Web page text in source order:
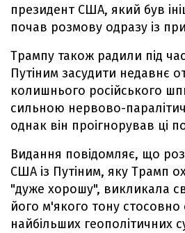
президент США, який був
почав розмову одразу із
Трампу також радили під
Путіним засудити недавнє
колишнього російського
сильною нервово-
однак він проігнорував ці
Видання повідомляє, що
США із Путіним, яку Трамп
"дуже хорошу", викликала
його м'якого тону стосовно
найбільших геополітичних